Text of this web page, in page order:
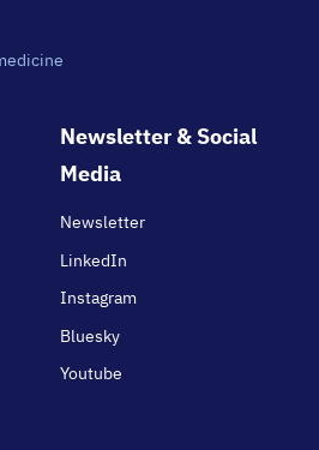
Newsletter & Social
Media
Newsletter
LinkedIn
Instagram
Bluesky
Youtube